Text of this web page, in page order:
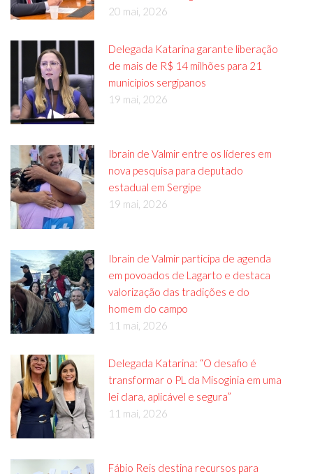
20 mai, 2026
Delegada Katarina garante liberação
de mais de R$ 14 milhões para 21
municípios sergipanos
19 mai, 2026
Ibrain de Valmir entre os líderes em
nova pesquisa para deputado
estadual em Sergipe
19 mai, 2026
Ibrain de Valmir participa de agenda
em povoados de Lagarto e destaca
valorização das tradições e do
homem do campo
11 mai, 2026
Delegada Katarina: “O desafio é
transformar o PL da Misoginia em uma
lei clara, aplicável e segura”
11 mai, 2026
Fábio Reis destina recursos para